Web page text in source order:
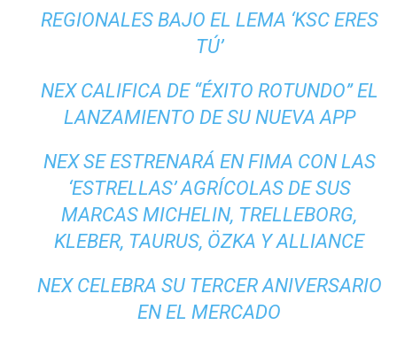
REGIONALES BAJO EL LEMA ‘KSC ERES
TÚ’
NEX CALIFICA DE “ÉXITO ROTUNDO” EL
LANZAMIENTO DE SU NUEVA APP
NEX SE ESTRENARÁ EN FIMA CON LAS
‘ESTRELLAS’ AGRÍCOLAS DE SUS
MARCAS MICHELIN, TRELLEBORG,
KLEBER, TAURUS, ÖZKA Y ALLIANCE
NEX CELEBRA SU TERCER ANIVERSARIO
EN EL MERCADO